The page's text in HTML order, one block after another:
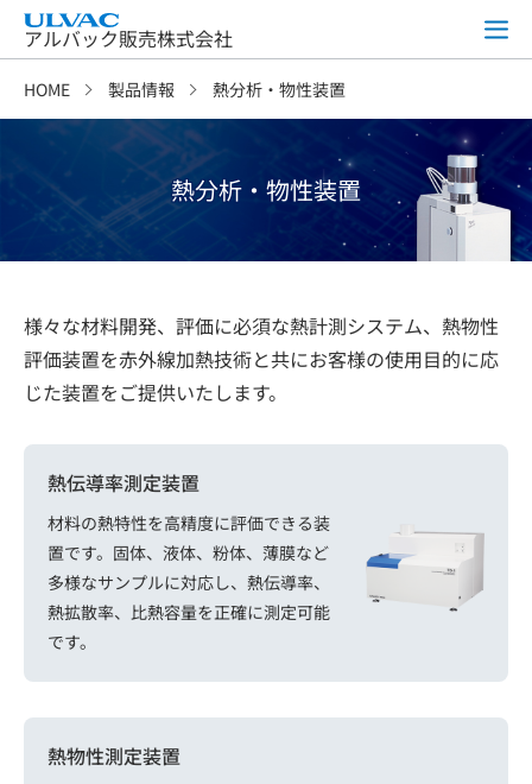
アルバック販売株式会社
HOME 製品情報 熱分析・物性装置
熱分析・物性装置
様々な材料開発、評価に必須な熱計測システム、熱物性
評価装置を赤外線加熱技術と共にお客様の使用目的に応
じた装置をご提供いたします。
熱伝導率測定装置
材料の熱特性を高精度に評価できる装
置です。固体、液体、粉体、薄膜など
多様なサンプルに対応し、熱伝導率、
熱拡散率、比熱容量を正確に測定可能
です。
熱物性測定装置